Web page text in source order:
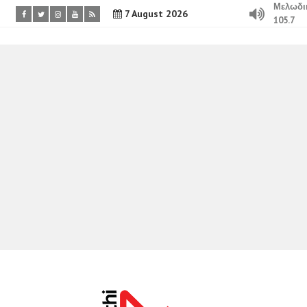
7 August 2026
105.7